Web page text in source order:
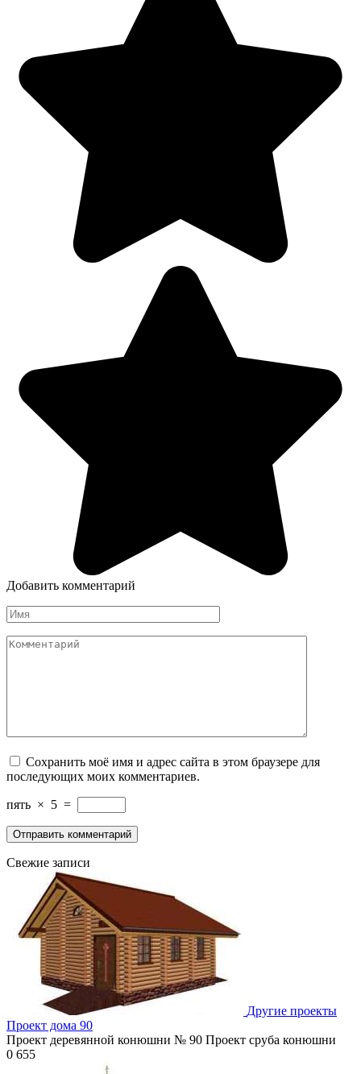
Добавить комментарий
Имя
Комментарий
Сохранить моё имя и адрес сайта в этом браузере для
последующих моих комментариев.
пять × 5 =
Свежие записи
Другие проекты
Проект дома 90
Проект деревянной конюшни № 90 Проект сруба конюшни
0 655